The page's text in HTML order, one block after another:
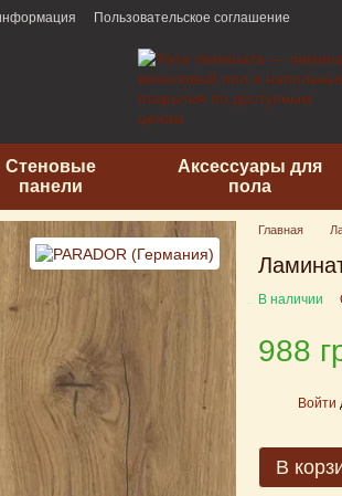
Пользовательское соглашение
Стеновые
панели
Аксессуары для
пола
Главная
В наличии
988
Войти
В